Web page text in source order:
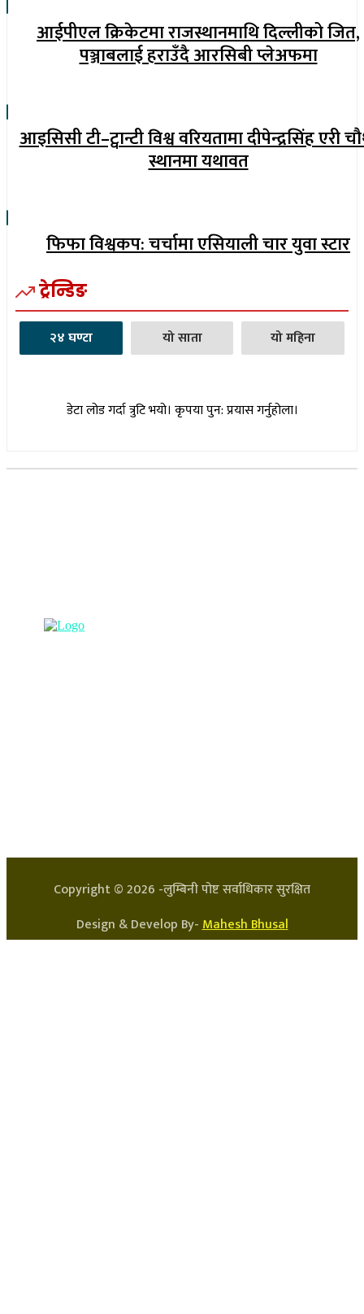
आईपीएल क्रिकेटमा राजस्थानमाथि दिल्लीको जित,
पञ्जाबलाई हराउँदै आरसिबी प्लेअफमा
आइसिसी टी–ट्वान्टी विश्व वरियतामा दीपेन्द्रसिंह एरी
स्थानमा यथावत
फिफा विश्वकप: चर्चामा एसियाली चार युवा स्टार
ट्रेन्डिङ
२४ घण्टा यो साता यो महिना
डेटा लोड गर्दा त्रुटि भयो। कृपया पुन: प्रयास गर्नुहोला।
Copyright ©2026 -लुम्बिनी पोष्ट सर्वाधिकार सुरक्षित
Design & Develop By-Mahesh Bhusal